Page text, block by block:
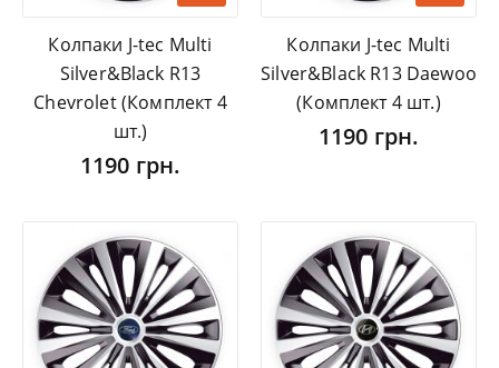
Колпаки J-tec Multi
Silver&Black R13
Chevrolet (Комплект 4
шт.)
1190 грн.
Колпаки J-tec Multi
Silver&Black R13 Daewoo
(Комплект 4 шт.)
1190 грн.